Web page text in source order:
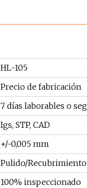
HL-105
Precio de fabricación
7 días laborables o
Igs, STP, CAD
+/-0,005 mm
Pulido/
100% inspeccionado